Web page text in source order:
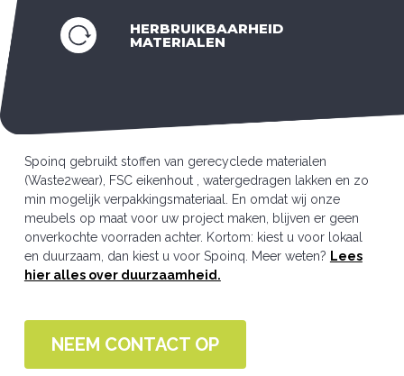
HERBRUIKBAARHEID
MATERIALEN
Spoinq gebruikt stoffen van gerecyclede materialen
(Waste2wear), FSC eikenhout , watergedragen lakken en zo
min mogelijk verpakkingsmateriaal. En omdat wij onze
meubels op maat voor uw project maken, blijven er geen
onverkochte voorraden achter. Kortom: kiest u voor lokaal
en duurzaam, dan kiest u voor Spoinq. Meer weten? Lees
hier alles over duurzaamheid.
NEEM CONTACT OP